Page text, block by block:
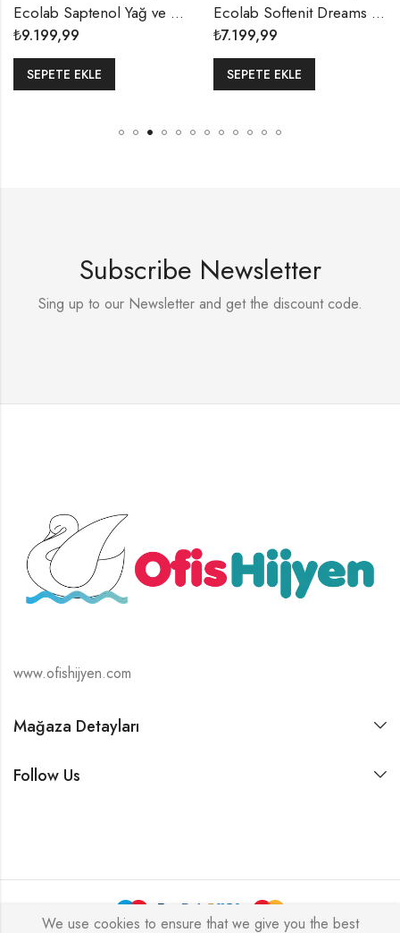
Ecolab Saptenol Yağ ve Kir Çözücü 4,85 Kg (1 KOLİ 2 ADET)
₺9.199,99
SEPETE EKLE
Ecolab Softenit Dreams Çamaşır Yumuşatıcısı 20 Kg
₺7.199,99
SEPETE EKLE
Subscribe Newsletter
Sing up to our Newsletter and get the discount code.
www.ofishijyen.com
Mağaza Detayları
Follow Us
We use cookies to ensure that we give you the best